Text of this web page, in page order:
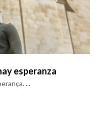
esperanza
...